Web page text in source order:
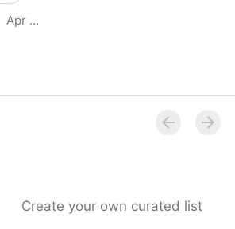
Apr 16, 2026
Create your own curated list